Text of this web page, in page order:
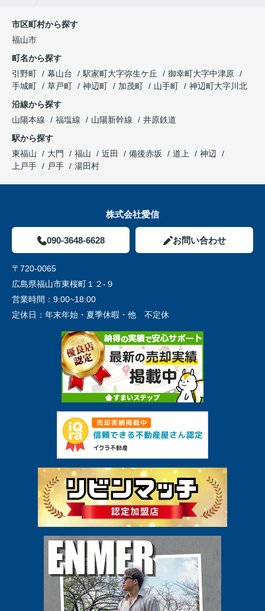
市区町村から探す
福山市
町名から探す
引野町
幕山台 駅家町大字弥生ケ丘
御幸町大字中津原
手城町
草戸町 神辺町 加茂町 山手町
神辺町大字川北
沿線から探す
山陽本線
福塩線 山陽新幹線
井原鉄道
駅から探す
東福山
大門 福山 近田 備後赤坂 道上
神辺
上戸手
戸手 湯田村
株式会社愛信
090-3648-6628 お問い合わせ
〒720-0065
広島県福山市東桜町１２-９
営業時間： 9:00~18:00
定休日： 年末年始・夏季休暇・他 不定休